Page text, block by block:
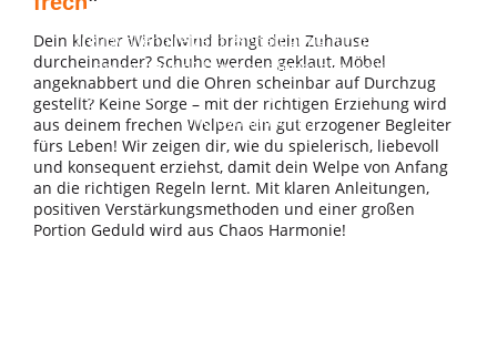
Du suchst nach einer sinnvollen, aktiven und
freudvollen Freizeitbeschäftigung für dich und
deinen Hund? Dann entdecke den Agility-
Hundesport beim Hundesport Verein Schleiz –
eine dynamische...
Dein kleiner Wirbelwind bringt dein Zuhause
durcheinander? Schuhe werden geklaut, Möbel
angeknabbert und die Ohren scheinbar auf Durchzug
gestellt? Keine Sorge – mit der richtigen Erziehung wird
aus deinem frechen Welpen ein gut erzogener Begleiter
fürs Leben! Wir zeigen dir, wie du spielerisch, liebevoll
und konsequent erziehst, damit dein Welpe von Anfang
an die richtigen Regeln lernt. Mit klaren Anleitungen,
positiven Verstärkungsmethoden und einer großen
Portion Geduld wird aus Chaos Harmonie!